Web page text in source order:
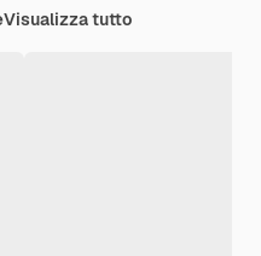
Visualizza tutto